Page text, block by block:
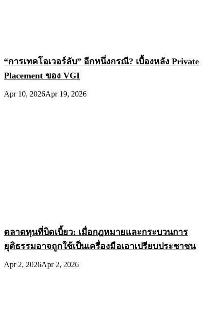
“การเทคโอเวอร์ลับ” อีกหนึ่งกรณี? เบื้องหลัง Private
Placement ของ VGI
Apr 10, 2026Apr 19, 2026
ตลาดทุนที่บิดเบี้ยว: เมื่อกฎหมายและกระบวนการ
ยุติธรรมอาจถูกใช้เป็นเครื่องมือเอาเปรียบประชาชน
Apr 2, 2026Apr 2, 2026